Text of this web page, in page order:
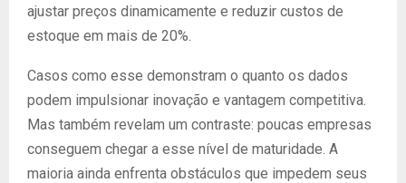
ajustar preços dinamicamente e reduzir custos de
estoque em mais de 20%.
Casos como esse demonstram o quanto os dados
podem impulsionar inovação e vantagem competitiva.
Mas também revelam um contraste: poucas empresas
conseguem chegar a esse nível de maturidade. A
maioria ainda enfrenta obstáculos que impedem seus